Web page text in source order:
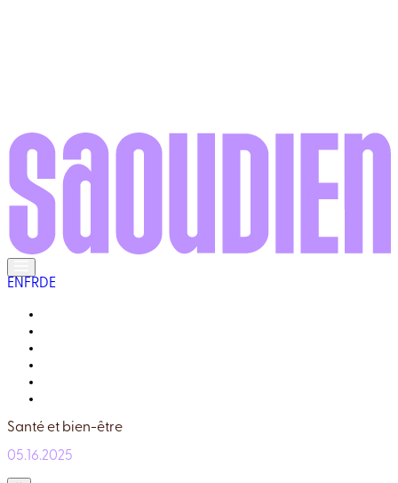
EN FRDE
Santé et bien-être
05.16.2025